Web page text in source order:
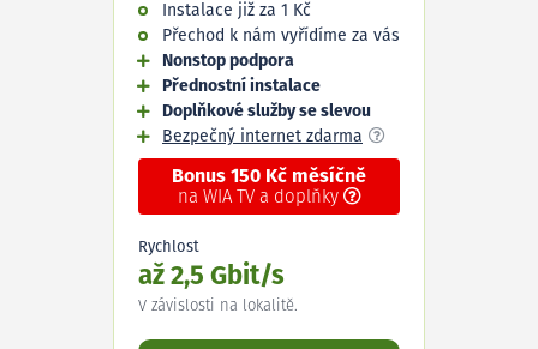
Instalace již za 1 Kč
Přechod k nám vyřídíme za vás
Nonstop podpora
Přednostní instalace
Doplňkové služby se slevou
Bezpečný internet zdarma
Bonus 150 Kč měsíčně
na WIA TV a doplňky
Rychlost
až 2,5 Gbit/s
V závislosti na lokalitě.